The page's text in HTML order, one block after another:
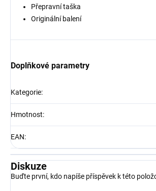
Přepravní taška
Originální balení
Doplňkové parametry
Kategorie:
Hmotnost:
EAN:
Diskuze
Buďte první, kdo napíše příspěvek k této